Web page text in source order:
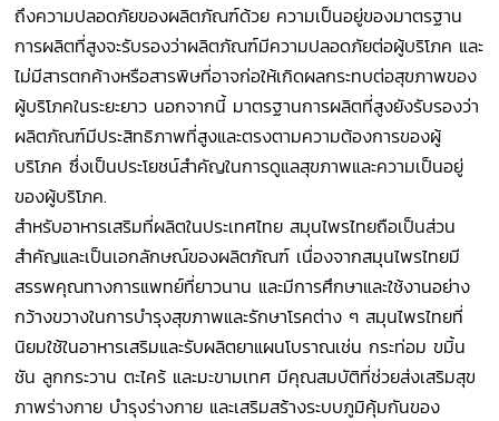
ถึงความปลอดภัยของผลิตภัณฑ์ด้วย ความเป็นอยู่ของมาตรฐาน
การผลิตที่สูงจะรับรองว่าผลิตภัณฑ์มีความปลอดภัยต่อผู้บริโภค และ
ไม่มีสารตกค้างหรือสารพิษที่อาจก่อให้เกิดผลกระทบต่อสุขภาพของ
ผู้บริโภคในระยะยาว นอกจากนี้ มาตรฐานการผลิตที่สูงยังรับรองว่า
ผลิตภัณฑ์มีประสิทธิภาพที่สูงและตรงตามความต้องการของผู้
บริโภค ซึ่งเป็นประโยชน์สำคัญในการดูแลสุขภาพและความเป็นอยู่
ของผู้บริโภค.
สำหรับอาหารเสริมที่ผลิตในประเทศไทย สมุนไพรไทยถือเป็นส่วน
สำคัญและเป็นเอกลักษณ์ของผลิตภัณฑ์ เนื่องจากสมุนไพรไทยมี
สรรพคุณทางการแพทย์ที่ยาวนาน และมีการศึกษาและใช้งานอย่าง
กว้างขวางในการบำรุงสุขภาพและรักษาโรคต่าง ๆ สมุนไพรไทยที่
นิยมใช้ในอาหารเสริมและรับผลิตยาแผนโบราณเช่น กระท่อม ขมิ้น
ชัน ลูกกระวาน ตะไคร้ และมะขามเทศ มีคุณสมบัติที่ช่วยส่งเสริมสุข
ภาพร่างกาย บำรุงร่างกาย และเสริมสร้างระบบภูมิคุ้มกันของ